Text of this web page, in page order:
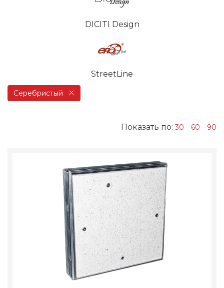
DICITI Design
StreetLine
Серебристый
Показать по:30 60 90